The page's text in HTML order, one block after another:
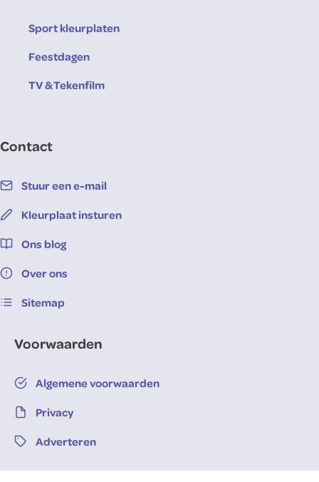
Sport kleurplaten
Feestdagen
TV & Tekenfilm
Contact
Stuur een e-mail
Kleurplaat insturen
Ons blog
Over ons
Sitemap
Voorwaarden
Algemene voorwaarden
Privacy
Adverteren